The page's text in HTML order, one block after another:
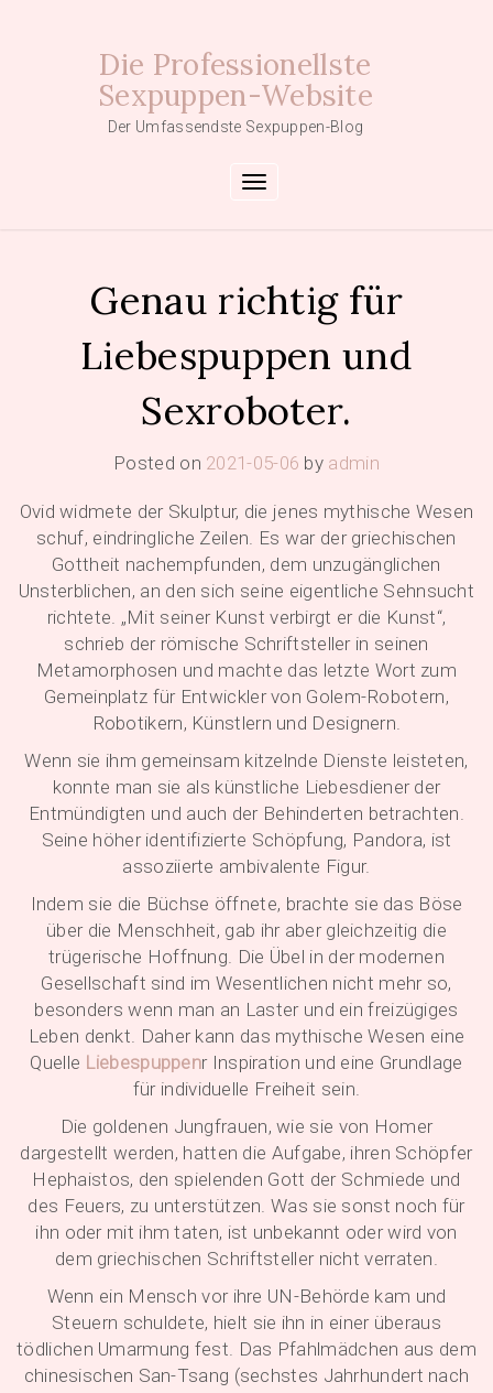
Die Professionellste
Sexpuppen-Website
Der Umfassendste Sexpuppen-Blog
Toggle navigation
Genau richtig für
Liebespuppen und
Sexroboter.
Posted on 2021-05-06 by admin
Ovid widmete der Skulptur, die jenes mythische Wesen
schuf, eindringliche Zeilen. Es war der griechischen
Gottheit nachempfunden, dem unzugänglichen
Unsterblichen, an den sich seine eigentliche Sehnsucht
richtete. „Mit seiner Kunst verbirgt er die Kunst“,
schrieb der römische Schriftsteller in seinen
Metamorphosen und machte das letzte Wort zum
Gemeinplatz für Entwickler von Golem-Robotern,
Robotikern, Künstlern und Designern.
Wenn sie ihm gemeinsam kitzelnde Dienste leisteten,
konnte man sie als künstliche Liebesdiener der
Entmündigten und auch der Behinderten betrachten.
Seine höher identifizierte Schöpfung, Pandora, ist
assoziierte ambivalente Figur.
Indem sie die Büchse öffnete, brachte sie das Böse
über die Menschheit, gab ihr aber gleichzeitig die
trügerische Hoffnung. Die Übel in der modernen
Gesellschaft sind im Wesentlichen nicht mehr so,
besonders wenn man an Laster und ein freizügiges
Leben denkt. Daher kann das mythische Wesen eine
Quelle Liebespuppenr Inspiration und eine Grundlage
für individuelle Freiheit sein.
Die goldenen Jungfrauen, wie sie von Homer
dargestellt werden, hatten die Aufgabe, ihren Schöpfer
Hephaistos, den spielenden Gott der Schmiede und
des Feuers, zu unterstützen. Was sie sonst noch für
ihn oder mit ihm taten, ist unbekannt oder wird von
dem griechischen Schriftsteller nicht verraten.
Wenn ein Mensch vor ihre UN-Behörde kam und
Steuern schuldete, hielt sie ihn in einer überaus
tödlichen Umarmung fest. Das Pfahlmädchen aus dem
chinesischen San-Tsang (sechstes Jahrhundert nach